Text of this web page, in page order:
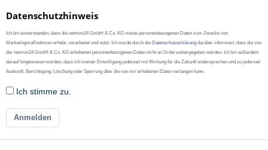
Datenschutzhinweis
Ich bin einverstanden, dass die netmon24 GmbH & Co. KG meine personenbezogenen Daten zum Zwecke von
Marketingmaßnahmen erhebt, verarbeitet und nutzt. Ich wurde durch die Datenschutzerklärung darüber informiert, dass die von
der netmon24 GmbH & Co. KG erhobenen personenbezogenen Daten nicht an Dritte weitergegeben werden. Ich bin außerdem
darauf hingewiesen worden, dass ich meiner Einwilligung jederzeit mit Wirkung für die Zukunft widersprechen und zu jederzeit
Auskunft, Berichtigung, Löschung oder Sperrung über die von mir erhobenen Daten verlangen kann.
Ich stimme zu.
Anmelden